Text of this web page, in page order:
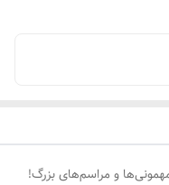
برای مهمونی‌ها و مراسم‌های بزرگ!